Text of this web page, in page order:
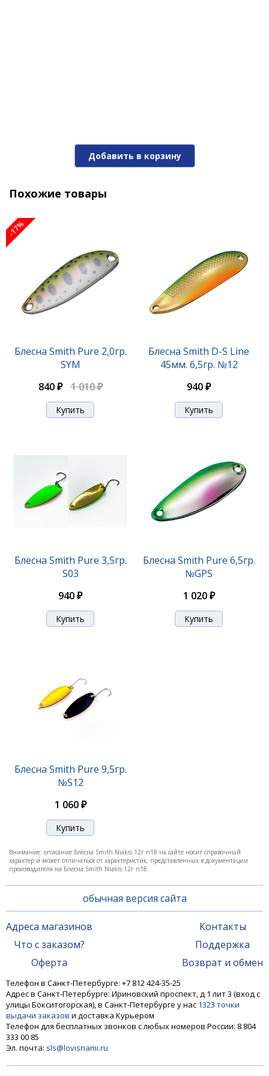
Блесна Smith Niakis 12,0гр. №23
1 200 ₽
Добавить в корзину
Похожие товары
-17%
Блесна Smith Pure 2,0гр.
SYM
840 ₽
1 010 ₽
Блесна Smith D-S Line
45мм. 6,5гр. №12
940 ₽
Блесна Smith Pure 3,5гр.
S03
940 ₽
Блесна Smith Pure 6,5гр.
№GPS
1 020 ₽
Блесна Smith Pure 9,5гр.
№S12
1 060 ₽
Внимание: описание Блесна Smith Niakis 12г n18 на сайте носит справочный
характер и может отличаться от характеристик, представленных в документации
производителя на Блесна Smith Niakis 12г n18.
обычная версия сайта
Адреса магазинов
Что с заказом?
Оферта
Контакты
Поддержка
Возврат и обмен
Телефон в Санкт-Петербурге: +7 812 424-35-25
Адрес в Санкт-Петербурге: Ириновский проспект, д 1 лит 3 (вход с
улицы Бокситогорская), в Санкт-Петербурге у нас 1323 точки
выдачи заказов и доставка Курьером
Телефон для бесплатных звонков с любых номеров России: 8 804
333 00 85
Эл. почта: sls@lovisnami.ru